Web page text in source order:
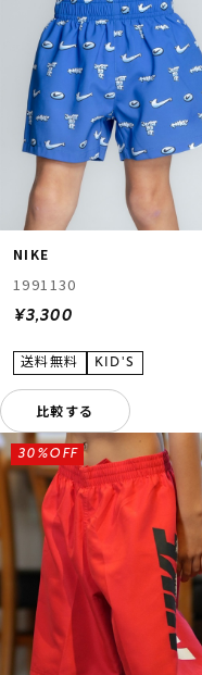
NIKE
1991130
¥3,300
比較する
30%OFF